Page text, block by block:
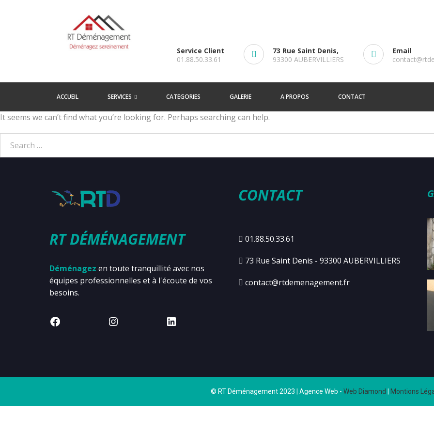
Service Client
01.88.50.33.61
73 Rue Saint Denis,
93300 AUBERVILLIERS
Email
ACCUEIL SERVICES CATEGORIES GALERIE A PROPOS CONTACT
It seems we can’t find what you’re looking for. Perhaps searching can help.
RT DÉMÉNAGEMENT
Déménagez en toute tranquillité avec nos
équipes professionnelles et à l'écoute de vos
besoins.
CONTACT
01.88.50.33.61
73 Rue Saint Denis - 93300 AUBERVILLIERS
contact@rtdemenagement.fr
© RT Déménagement 2023 | Agence Web - Web Diamond Montions